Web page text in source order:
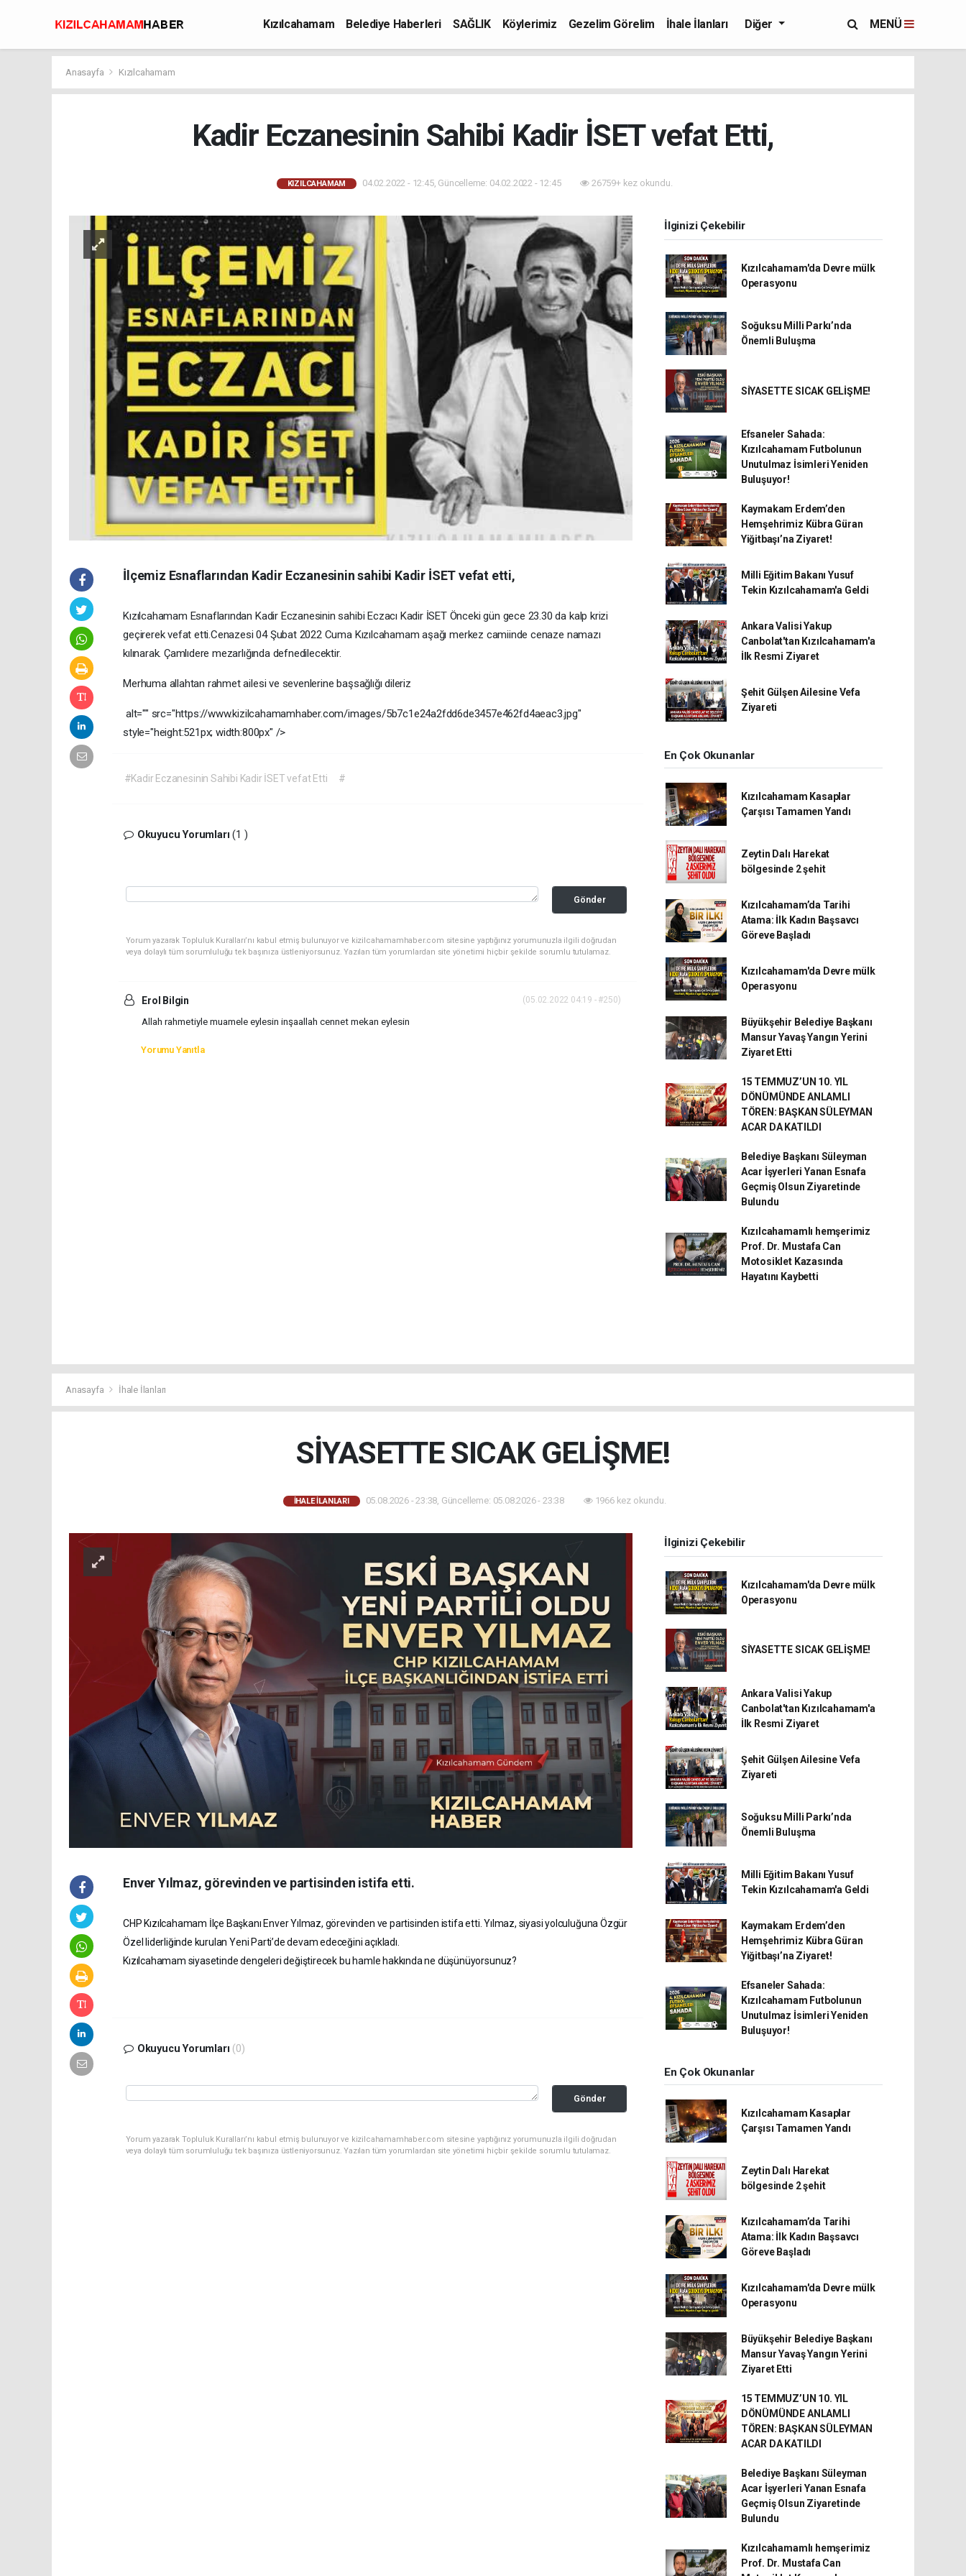
Kızılcahamam Belediye Haberleri SAĞLIK Köylerimiz Gezelim Görelim
İhale İlanları
Diğer MENÜ
Anasayfa Kızılcahamam
Kadir Eczanesinin Sahibi Kadir İSET vefat Etti,
KIZILCAHAMAM 04.02.2022 - 12:45, Güncelleme: 04.02.2022 - 12:45 26759+ kez okundu.
İlçemiz Esnaflarından Kadir Eczanesinin sahibi Kadir İSET vefat etti,
Kızılcahamam Esnaflarından Kadir EczanesininsahibiEczacı Kadir İSET Öncekigün gece 23.30da kalp krizi
geçirerekvefatetti.Cenazesi04Şubat 2022 Cuma Kızılcahamamaşağımerkez camiindecenaze namazı
kılınarak. Çamlıderemezarlığında defnedilecektir.
Merhuma allahtan rahmetailesive sevenlerinebaşsağlığıdileriz
alt="" src="https://www.kizilcahamamhaber.com/images/5b7c1e24a2fdd6de3457e462fd4aeac3.jpg"
style="height:521px;width:800px" />
#Kadir Eczanesinin Sahibi Kadir İSET vefat Etti #
Okuyucu Yorumları(1 )
Gönder
Yorum yazarak Topluluk Kuralları’nı kabul etmiş bulunuyor ve kizilcahamamhaber.com sitesine yaptığınız yorumunuzla ilgili doğrudan
veya dolaylı tüm sorumluluğu tek başınıza üstleniyorsunuz. Yazılan tüm yorumlardan site yönetimi hiçbir şekilde sorumlu tutulamaz.
Erol Bilgin (05.02.2022 04:19 - #250)
Allah rahmetiyle muamele eylesin inşaallah cennet mekan eylesin
Yorumu Yanıtla
İlginizi Çekebilir
Kızılcahamam'da Devre mülk
Operasyonu
Soğuksu Milli Parkı’nda
Önemli Buluşma
SİYASETTE SICAK GELİŞME!
Efsaneler Sahada:
Kızılcahamam Futbolunun
Unutulmaz İsimleri Yeniden
Buluşuyor!
Kaymakam Erdem’den
Hemşehrimiz Kübra Güran
Yiğitbaşı’na Ziyaret!
Milli Eğitim Bakanı Yusuf
Tekin Kızılcahamam'a Geldi
Ankara Valisi Yakup
Canbolat'tan Kızılcahamam'a
İlk Resmi Ziyaret
Şehit Gülşen Ailesine Vefa
Ziyareti
En Çok Okunanlar
Kızılcahamam Kasaplar
Çarşısı Tamamen Yandı
Zeytin Dalı Harekat
bölgesinde 2 şehit
Kızılcahamam’da Tarihi
Atama: İlk Kadın Başsavcı
Göreve Başladı
Kızılcahamam'da Devre mülk
Operasyonu
Büyükşehir Belediye Başkanı
Mansur Yavaş Yangın Yerini
Ziyaret Etti
15 TEMMUZ’UN 10. YIL
DÖNÜMÜNDE ANLAMLI
TÖREN: BAŞKAN SÜLEYMAN
ACAR DA KATILDI
Belediye Başkanı Süleyman
Acar İşyerleri Yanan Esnafa
Geçmiş Olsun Ziyaretinde
Bulundu
Kızılcahamamlı hemşerimiz
Prof. Dr. Mustafa Can
Motosiklet Kazasında
Hayatını Kaybetti
Anasayfa İhale İlanları
SİYASETTE SICAK GELİŞME!
İHALE İLANLARI 05.08.2026 - 23:38, Güncelleme: 05.08.2026 - 23:38 1966 kez okundu.
Enver Yılmaz, görevinden ve partisinden istifa etti.
CHP Kızılcahamam İlçe Başkanı Enver Yılmaz, görevinden ve partisinden istifa etti. Yılmaz, siyasi yolculuğuna Özgür
Özel liderliğinde kurulan Yeni Parti’de devam edeceğini açıkladı.
Kızılcahamam siyasetinde dengeleri değiştirecek bu hamle hakkında ne düşünüyorsunuz?
Okuyucu Yorumları (0)
Gönder
Yorum yazarak Topluluk Kuralları’nı kabul etmiş bulunuyor ve kizilcahamamhaber.com sitesine yaptığınız yorumunuzla ilgili doğrudan
veya dolaylı tüm sorumluluğu tek başınıza üstleniyorsunuz. Yazılan tüm yorumlardan site yönetimi hiçbir şekilde sorumlu tutulamaz.
İlginizi Çekebilir
Kızılcahamam'da Devre mülk
Operasyonu
SİYASETTE SICAK GELİŞME!
Ankara Valisi Yakup
Canbolat'tan Kızılcahamam'a
İlk Resmi Ziyaret
Şehit Gülşen Ailesine Vefa
Ziyareti
Soğuksu Milli Parkı’nda
Önemli Buluşma
Milli Eğitim Bakanı Yusuf
Tekin Kızılcahamam'a Geldi
Kaymakam Erdem’den
Hemşehrimiz Kübra Güran
Yiğitbaşı’na Ziyaret!
Efsaneler Sahada:
Kızılcahamam Futbolunun
Unutulmaz İsimleri Yeniden
Buluşuyor!
En Çok Okunanlar
Kızılcahamam Kasaplar
Çarşısı Tamamen Yandı
Zeytin Dalı Harekat
bölgesinde 2 şehit
Kızılcahamam’da Tarihi
Atama: İlk Kadın Başsavcı
Göreve Başladı
Kızılcahamam'da Devre mülk
Operasyonu
Büyükşehir Belediye Başkanı
Mansur Yavaş Yangın Yerini
Ziyaret Etti
15 TEMMUZ’UN 10. YIL
DÖNÜMÜNDE ANLAMLI
TÖREN: BAŞKAN SÜLEYMAN
ACAR DA KATILDI
Belediye Başkanı Süleyman
Acar İşyerleri Yanan Esnafa
Geçmiş Olsun Ziyaretinde
Bulundu
Kızılcahamamlı hemşerimiz
Prof. Dr. Mustafa Can